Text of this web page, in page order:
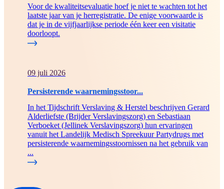
Voor de kwaliteitsevaluatie hoef je niet te wachten tot het
laatste jaar van je herregistratie. De enige voorwaarde is
dat je in de vijfjaarlijkse periode één keer een visitatie
doorloopt.
09 juli 2026
Persisterende waarnemingsstoor...
In het Tijdschrift Verslaving & Herstel beschrijven Gerard
Alderliefste (Brijder Verslavingszorg) en Sebastiaan
Verboeket (Jellinek Verslavingszorg) hun ervaringen
vanuit het Landelijk Medisch Spreekuur Partydrugs met
persisterende waarnemingsstoornissen na het gebruik van
...